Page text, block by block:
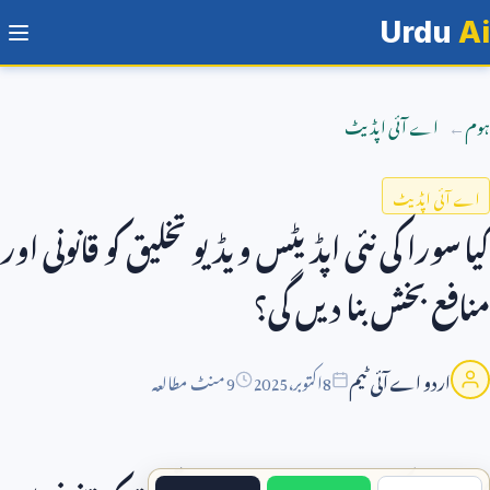
Urdu Ai
ہوم اے آئی اپڈیٹ
اے آئی اپڈیٹ
کیا سورا کی نئی اپڈیٹس ویڈیو تخلیق کو قانونی اور
منافع بخش بنا دیں گی؟
اردو اے آئی ٹیم 8اکتوبر،2025 9 منٹ مطالعہ